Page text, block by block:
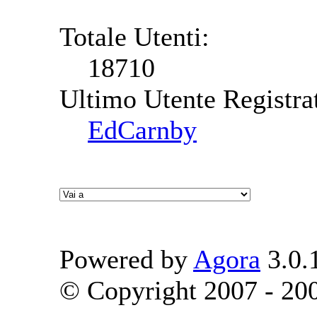
Totale Utenti:
18710
Ultimo Utente
EdCarnby
Powered by Agora
© Copyright 2007 -